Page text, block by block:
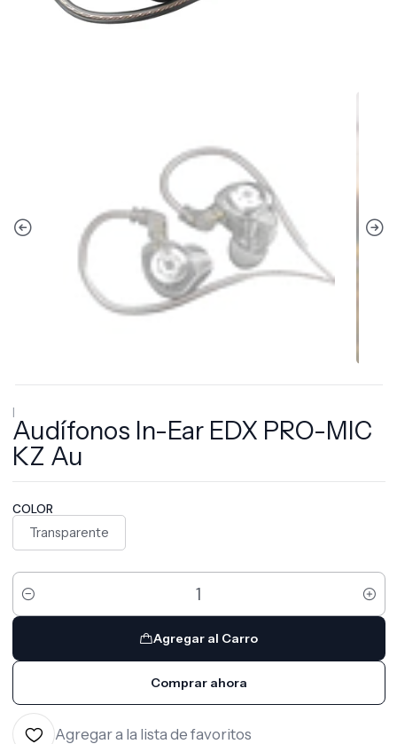
|
Audífonos In-Ear EDX PRO-MIC
KZ Au
COLOR
Transparente
Cantidad
Agregar al Carro
Comprar ahora
Agregar a la lista de favoritos